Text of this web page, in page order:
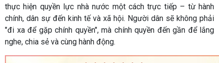
thực hiện quyền lực nhà nước một cách trực tiếp – từ hành
chính, dân sự đến kinh tế và xã hội. Người dân sẽ không phải
"đi xa để gặp chính quyền", mà chính quyền đến gần để lắng
nghe, chia sẻ và cùng hành động.